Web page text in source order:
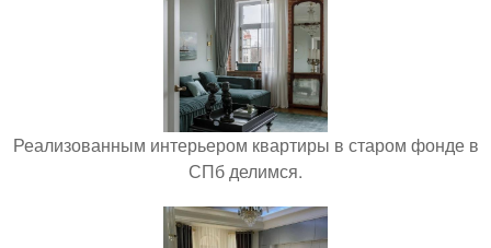
Реализованным интерьером квартиры в старом фонде в
СПб делимся.